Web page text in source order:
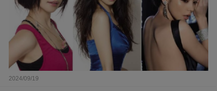
2024/09/19